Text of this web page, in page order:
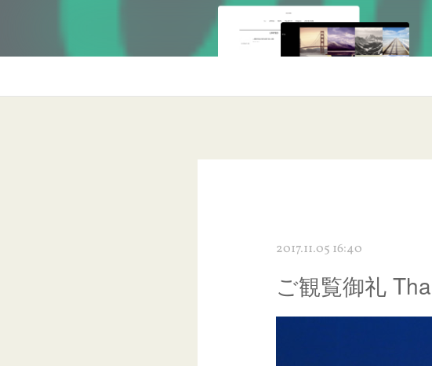
2017.11.05 16:40
ご観覧御礼